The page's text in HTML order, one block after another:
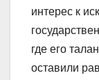
интерес к
где его
оставили